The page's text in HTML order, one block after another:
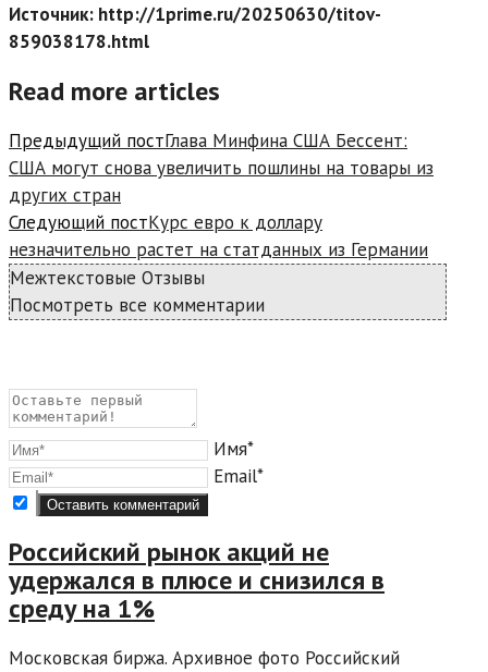
Источник: http://1prime.ru/20250630/titov-
859038178.html
Read more articles
Предыдущий постГлава Минфина США Бессент:
США могут снова увеличить пошлины на товары из
других стран
Следующий постКурс евро к доллару
незначительно растет на статданных из Германии
Межтекстовые Отзывы
Посмотреть все комментарии
Имя*
Email*
Российский рынок акций не
удержался в плюсе и снизился в
среду на 1%
Московская биржа. Архивное фото Российский